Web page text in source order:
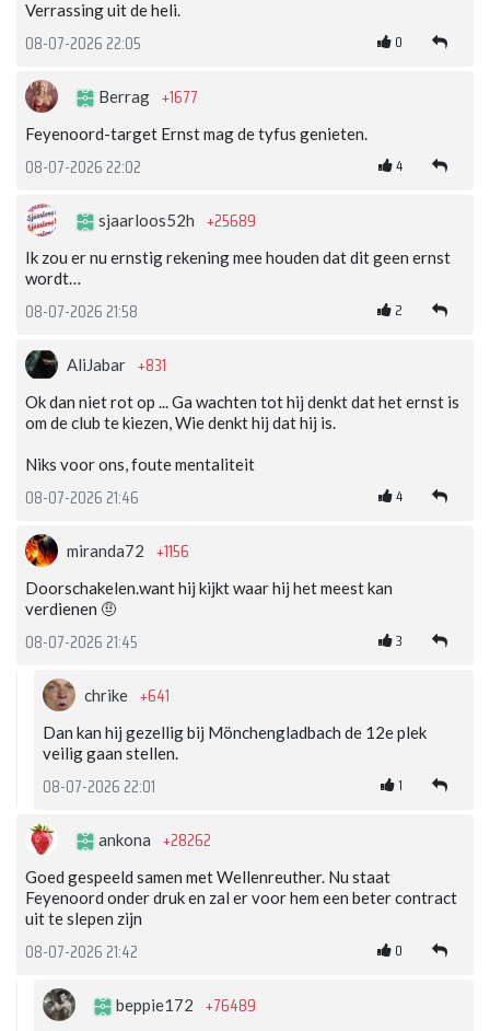
Verrassing uit de heli.
08-07-2026 22:05 0
Berrag +1677
Feyenoord-target Ernst mag de tyfus genieten.
08-07-2026 22:02 4
sjaarloos52h +25689
Ik zou er nu ernstig rekening mee houden dat dit geen ernst
wordt…
08-07-2026 21:58 2
AliJabar +831
Ok dan niet rot op ... Ga wachten tot hij denkt dat het ernst is
om de club te kiezen, Wie denkt hij dat hij is.
Niks voor ons, foute mentaliteit
08-07-2026 21:46 4
miranda72 +1156
Doorschakelen.want hij kijkt waar hij het meest kan
verdienen 🤨
08-07-2026 21:45 3
chrike +641
Dan kan hij gezellig bij Mönchengladbach de 12e plek
veilig gaan stellen.
08-07-2026 22:01 1
ankona +28262
Goed gespeeld samen met Wellenreuther. Nu staat
Feyenoord onder druk en zal er voor hem een beter contract
uit te slepen zijn
08-07-2026 21:42 0
beppie172 +76489